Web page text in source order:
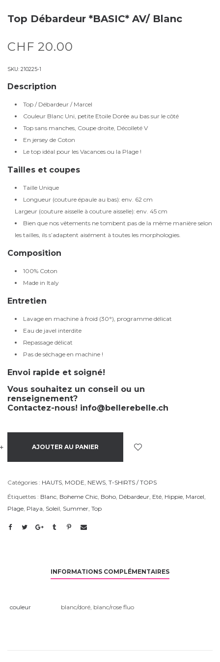
Top Débardeur *BASIC* AV/ Blanc
CHF 20.00
SKU: 210225-1
Description
Top / Débardeur / Marcel
Couleur Blanc Uni, petite Etoile Dorée au bas sur le côté
Top sans manches, Coupe droite, Décolleté V
En jersey de Coton
Le top idéal pour les Vacances ou la Plage !
Tailles et coupes
Taille Unique
Longueur (couture épaule au bas): env. 62 cm
Largeur (couture aisselle à couture aisselle): env. 45 cm
Bien que nos vêtements ne tombent pas de la même manière selon
les tailles, ils s’adaptent aisément à toutes les morphologies.
Composition
100% Coton
Made in Italy
Entretien
Lavage en machine à froid (30°), programme délicat
Eau de javel interdite
Repassage délicat
Pas de séchage en machine !
Envoi rapide et soigné!
Vous souhaitez un conseil ou un
renseignement?
Contactez-nous! info@bellerebelle.ch
+ AJOUTER AU PANIER
Catégories : HAUTS, MODE, NEWS, T-SHIRTS / TOPS
Étiquettes : Blanc, Boheme Chic, Boho, Débardeur, Eté, Hippie, Marcel,
Plage, Playa, Soleil, Summer, Top
INFORMATIONS COMPLÉMENTAIRES
couleur blanc/doré, blanc/rose fluo